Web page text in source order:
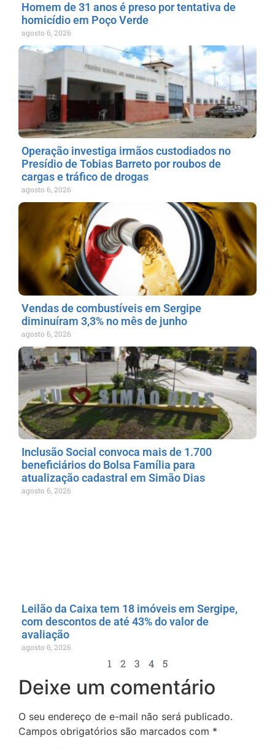
Homem de 31 anos é preso por tentativa de
homicídio em Poço Verde
agosto 6, 2026
Operação investiga irmãos custodiados no
Presídio de Tobias Barreto por roubos de
cargas e tráfico de drogas
agosto 6, 2026
Vendas de combustíveis em Sergipe
diminuíram 3,3% no mês de junho
agosto 6, 2026
Inclusão Social convoca mais de 1.700
beneficiários do Bolsa Família para
atualização cadastral em Simão Dias
agosto 6, 2026
Leilão da Caixa tem 18 imóveis em Sergipe,
com descontos de até 43% do valor de
avaliação
agosto 6, 2026
1 2 3 4 5
Deixe um comentário
O seu endereço de e-mail não será publicado.
Campos obrigatórios são marcados com *